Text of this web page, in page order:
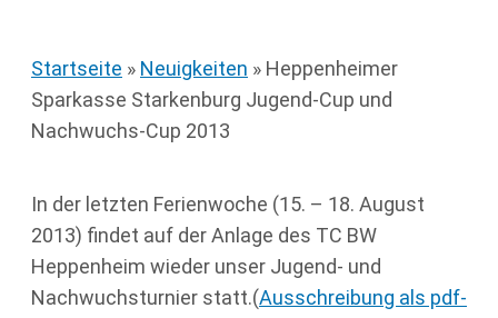
Startseite » Neuigkeiten » Heppenheimer
Sparkasse Starkenburg Jugend-Cup und
Nachwuchs-Cup 2013
In der letzten Ferienwoche (15. – 18. August
2013) findet auf der Anlage des TC BW
Heppenheim wieder unser Jugend- und
Nachwuchsturnier statt.(Ausschreibung als pdf-